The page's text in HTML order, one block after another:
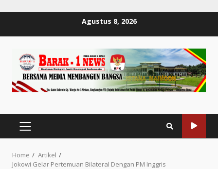
Agustus 8, 2026
PRIMARY
MENU
Home
Artikel
Jokowi Gelar Pertemuan Bilateral Dengan PM Inggris